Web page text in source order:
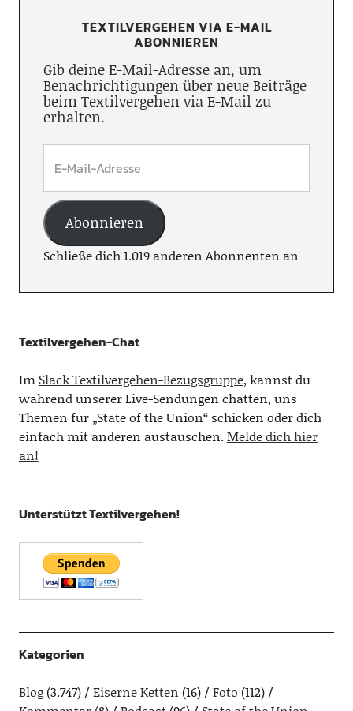
TEXTILVERGEHEN VIA E-MAIL
ABONNIEREN
Gib deine E-Mail-Adresse an, um
Benachrichtigungen über neue Beiträge
beim Textilvergehen via E-Mail zu
erhalten.
Abonnieren
Schließe dich 1.019 anderen Abonnenten an
Textilvergehen-Chat
Im Slack Textilvergehen-Bezugsgruppe, kannst du
während unserer Live-Sendungen chatten, uns
Themen für „State of the Union“ schicken oder dich
einfach mit anderen austauschen.Melde dich hier
an!
Unterstützt Textilvergehen!
Kategorien
Blog(3.747) Eiserne Ketten (16) Foto (112)